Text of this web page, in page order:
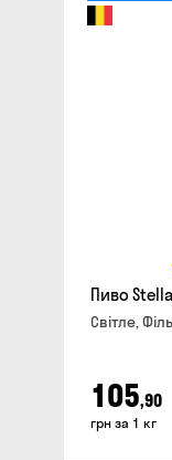
Пиво
Світле,
105,90
грн за 1 кг